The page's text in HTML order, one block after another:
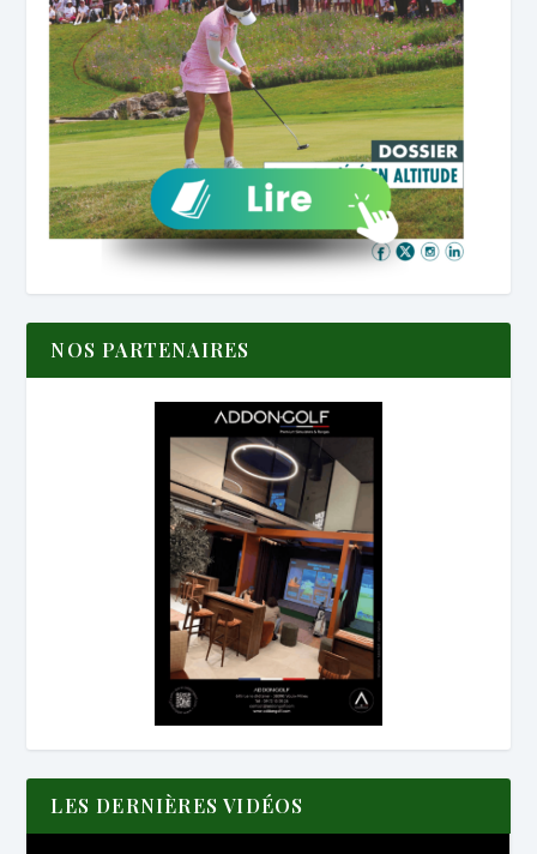
NOS PARTENAIRES
LES DERNIÈRES VIDÉOS